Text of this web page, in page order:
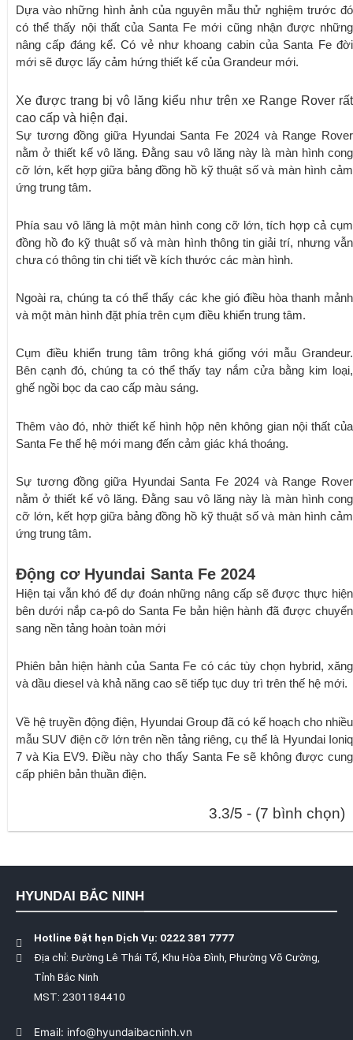
Dựa vào những hình ảnh của nguyên mẫu thử nghiệm trước đó
có thể thấy nội thất của Santa Fe mới cũng nhận được những
nâng cấp đáng kể. Có vẻ như khoang cabin của Santa Fe đời
mới sẽ được lấy cảm hứng thiết kế của Grandeur mới.
Xe được trang bị vô lăng kiểu như trên xe Range Rover rất
cao cấp và hiện đại.
Sự tương đồng giữa Hyundai Santa Fe 2024 và Range Rover
nằm ở thiết kế vô lăng. Đằng sau vô lăng này là màn hình cong
cỡ lớn, kết hợp giữa bảng đồng hồ kỹ thuật số và màn hình cảm
ứng trung tâm.
Phía sau vô lăng là một màn hình cong cỡ lớn, tích hợp cả cụm
đồng hồ đo kỹ thuật số và màn hình thông tin giải trí, nhưng vẫn
chưa có thông tin chi tiết về kích thước các màn hình.
Ngoài ra, chúng ta có thể thấy các khe gió điều hòa thanh mảnh
và một màn hình đặt phía trên cụm điều khiển trung tâm.
Cụm điều khiển trung tâm trông khá giống với mẫu Grandeur.
Bên cạnh đó, chúng ta có thể thấy tay nắm cửa bằng kim loại,
ghế ngồi bọc da cao cấp màu sáng.
Thêm vào đó, nhờ thiết kế hình hộp nên không gian nội thất của
Santa Fe thế hệ mới mang đến cảm giác khá thoáng.
Sự tương đồng giữa Hyundai Santa Fe 2024 và Range Rover
nằm ở thiết kế vô lăng. Đằng sau vô lăng này là màn hình cong
cỡ lớn, kết hợp giữa bảng đồng hồ kỹ thuật số và màn hình cảm
ứng trung tâm.
Động cơ Hyundai Santa Fe 2024
Hiện tại vẫn khó để dự đoán những nâng cấp sẽ được thực hiện
bên dưới nắp ca-pô do Santa Fe bản hiện hành đã được chuyển
sang nền tảng hoàn toàn mới
Phiên bản hiện hành của Santa Fe có các tùy chọn hybrid, xăng
và dầu diesel và khả năng cao sẽ tiếp tục duy trì trên thế hệ mới.
Về hệ truyền động điện, Hyundai Group đã có kế hoạch cho nhiều
mẫu SUV điện cỡ lớn trên nền tảng riêng, cụ thể là Hyundai Ioniq
7 và Kia EV9. Điều này cho thấy Santa Fe sẽ không được cung
cấp phiên bản thuần điện.
3.3/5 - (7 bình chọn)
HYUNDAI BẮC NINH
Hotline Đặt hẹn Dịch Vụ: 0222 381 7777
Địa chỉ: Đường Lê Thái Tổ, Khu Hòa Đình, Phường Võ Cường,
Tỉnh Bắc Ninh
MST: 2301184410
Email: info@hyundaibacninh.vn